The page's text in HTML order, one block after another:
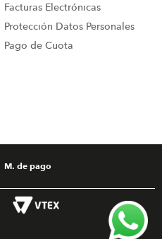
Facturas Electrónicas
Protección Datos Personales
Pago de Cuota
M. de pago